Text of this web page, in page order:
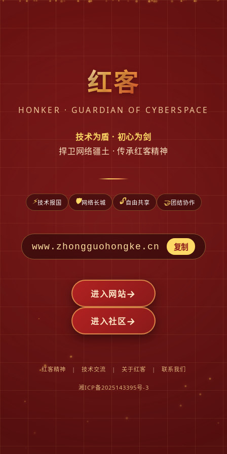
红客
HONKER · GUARDIAN OF CYBERSPACE
技术为盾 · 初心为剑
捍卫网络疆土 · 传承红客精神
⚡技术报国 🛡️网络长城 🔓自由共享 🤝团结协作
www.zhongguohongke.cn 复制
进入网站→
进入社区→
红客精神 | 技术交流 | 关于红客 | 联系我们
湘ICP备2025143395号-3